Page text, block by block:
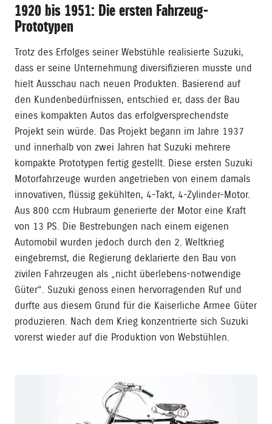
1920 bis 1951: Die ersten Fahrzeug-
Prototypen
Trotz des Erfolges seiner Webstühle realisierte Suzuki,
dass er seine Unternehmung diversifizieren musste und
hielt Ausschau nach neuen Produkten. Basierend auf
den Kundenbedürfnissen, entschied er, dass der Bau
eines kompakten Autos das erfolgversprechendste
Projekt sein würde. Das Projekt begann im Jahre 1937
und innerhalb von zwei Jahren hat Suzuki mehrere
kompakte Prototypen fertig gestellt. Diese ersten Suzuki
Motorfahrzeuge wurden angetrieben von einem damals
innovativen, flüssig gekühlten, 4-Takt, 4-Zylinder-Motor.
Aus 800 ccm Hubraum generierte der Motor eine Kraft
von 13 PS. Die Bestrebungen nach einem eigenen
Automobil wurden jedoch durch den 2. Weltkrieg
eingebremst, die Regierung deklarierte den Bau von
zivilen Fahrzeugen als „nicht überlebens-notwendige
Güter“. Suzuki genoss einen hervorragenden Ruf und
durfte aus diesem Grund für die Kaiserliche Armee Güter
produzieren. Nach dem Krieg konzentrierte sich Suzuki
vorerst wieder auf die Produktion von Webstühlen.